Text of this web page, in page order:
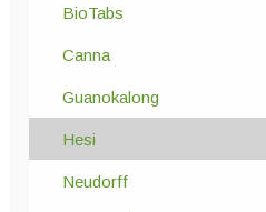
BioTabs
Canna
Guanokalong
Hesi
Neudorff